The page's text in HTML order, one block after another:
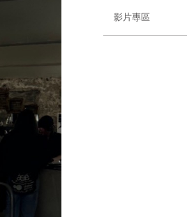
影片專區